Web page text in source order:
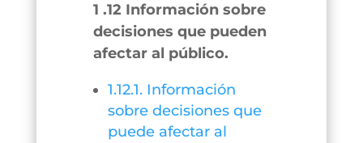
1 .12 Información sobre
decisiones que pueden
afectar al público.
1.12.1. Información
sobre decisiones que
puede afectar al